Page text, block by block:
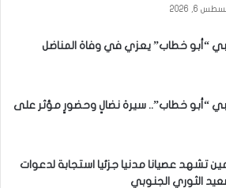
6, 2026
“أبو خطاب” يعزي في وفاة المناضل
“أبو خطاب”.. سيرة نضالٍ وحضورٍ مؤثر على
تشهد عصيانا مدنيا جزئيا استجابة لدعوات
الثوري الجنوبي